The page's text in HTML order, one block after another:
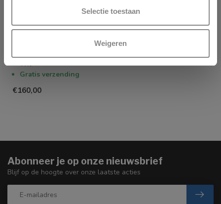
Selectie toestaan
Weigeren
Clou InBe fonteinset 7
41x23x11 cm
Wit
Gratis verzending
€160,00
Abonneer je op onze nieuwsbrief
Blijf op de hoogte over onze laatste acties